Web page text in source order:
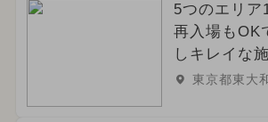
5つのエリア
再入場もOK
しキレイな
東京都東大